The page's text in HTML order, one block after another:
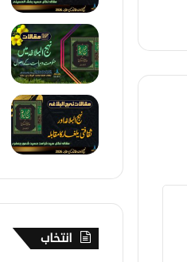
انتخاب